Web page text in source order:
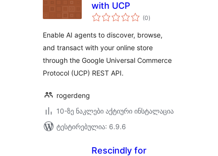
with UCP
(0საერთო
რეიტინგი
)
Enable AI agents to discover, browse,
and transact with your online store
through the Google Universal Commerce
Protocol (UCP) REST API.
rogerdeng
10-ზე ნაკლები აქტიური ინსტალაცია
ტესტირებულია: 6.9.6
Rescindly for